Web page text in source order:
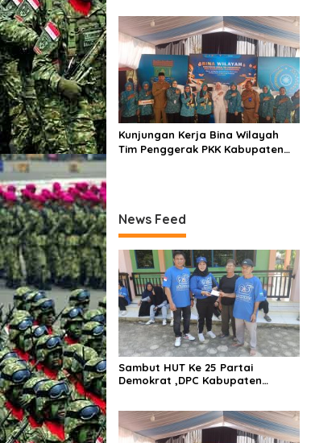
Bersihkan Lingkungan Rumah
Ibadah,Melalui Gerakan Langit
Biru Indonesia ASRI.
Kunjungan Kerja Bina Wilayah
Tim Penggerak PKK Kabupaten
News Feed
Sambut HUT Ke 25 Partai
Demokrat ,DPC Kabupaten
Ibadah,Melalui Gerakan Langit
Biru Indonesia ASRI.